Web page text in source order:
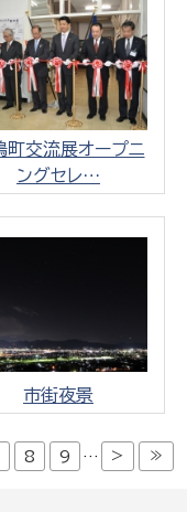
町交流展オープニ
ングセレ…
市街夜景
8 9 … > ≫